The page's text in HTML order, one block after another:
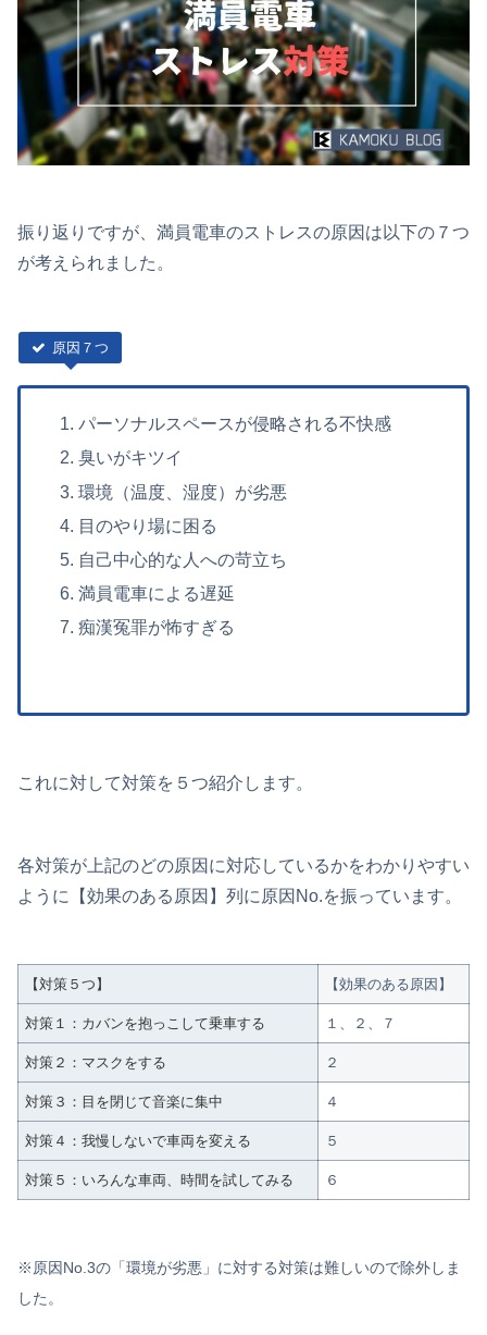
振り返りですが、満員電車のストレスの原因は以下の７つ
が考えられました。
原因７つ
パーソナルスペースが侵略される不快感
臭いがキツイ
環境（温度、湿度）が劣悪
目のやり場に困る
自己中心的な人への苛立ち
満員電車による遅延
痴漢冤罪が怖すぎる
これに対して対策を５つ紹介します。
各対策が上記のどの原因に対応しているかをわかりやすい
ように【効果のある原因】列に原因No.を振っています。
【対策５つ】 【効果のある原因】
対策１：カバンを抱っこして乗車する １、２、７
対策２：マスクをする ２
対策３：目を閉じて音楽に集中 ４
対策４：我慢しないで車両を変える ５
対策５：いろんな車両、時間を試してみる ６
※原因No.3の「環境が劣悪」に対する対策は難しいので除外しま
した。